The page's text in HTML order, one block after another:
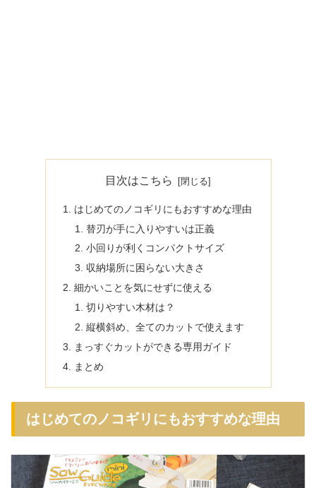
目次はこちら
はじめてのノコギリにもおすすめな理由
替刃が手に入りやすいは正義
小回りが利くコンパクトサイズ
収納場所に困らない大きさ
細かいことを気にせずに使える
切りやすい木材は？
縦横斜め、全てのカットで使えます
まっすぐカットができる専用ガイド
まとめ
はじめてのノコギリにもおすすめな理由